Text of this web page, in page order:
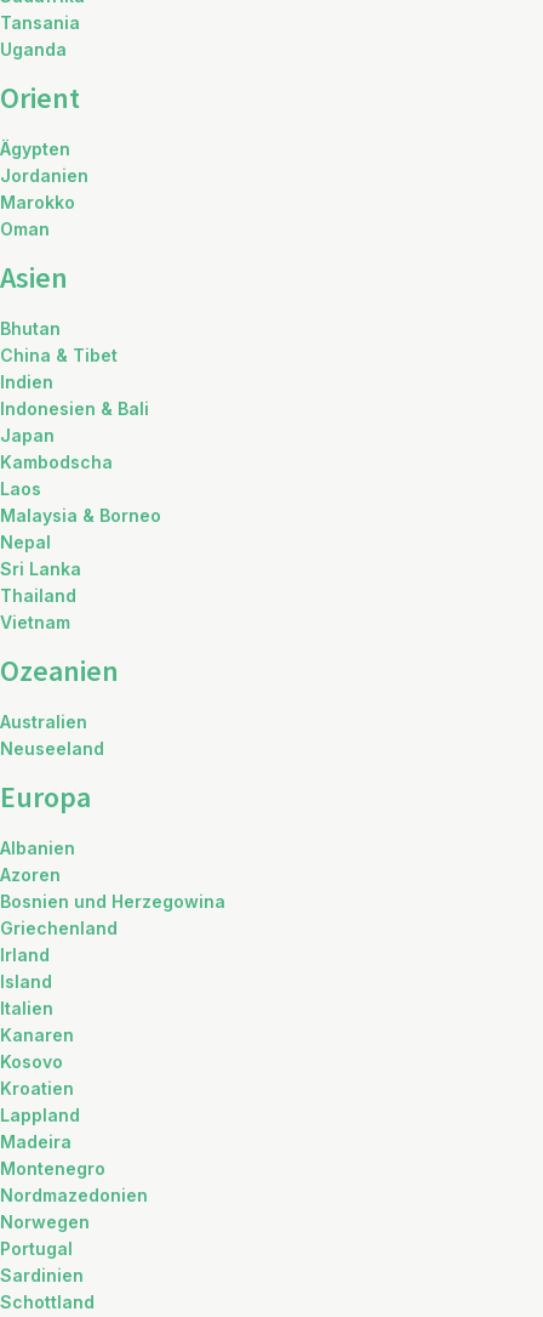
Tansania
Uganda
Orient
Ägypten
Jordanien
Marokko
Oman
Asien
Bhutan
China & Tibet
Indien
Indonesien & Bali
Japan
Kambodscha
Laos
Malaysia & Borneo
Nepal
Sri Lanka
Thailand
Vietnam
Ozeanien
Australien
Neuseeland
Europa
Albanien
Azoren
Bosnien und Herzegowina
Griechenland
Irland
Island
Italien
Kanaren
Kosovo
Kroatien
Lappland
Madeira
Montenegro
Nordmazedonien
Norwegen
Portugal
Sardinien
Schottland